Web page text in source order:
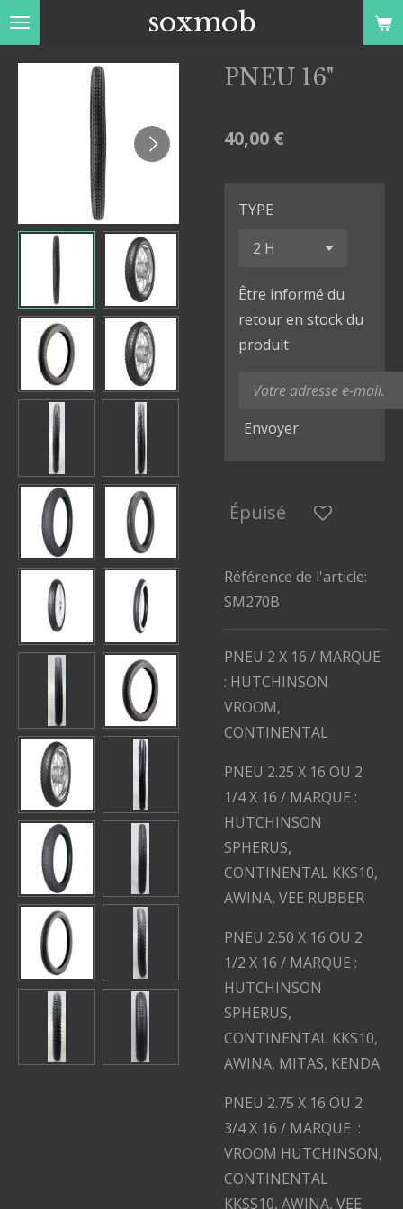
Passer
au
soxmob
PNEU 16"
40,00 €
TYPE
Être informé du
retour en stock du
produit
Envoyer
Épuisé
Référence de l'article:
SM270B
PNEU 2 X 16 / MARQUE
: HUTCHINSON
VROOM,
CONTINENTAL
PNEU 2.25 X 16 OU 2
1/4 X 16 / MARQUE :
HUTCHINSON
SPHERUS,
CONTINENTAL KKS10,
AWINA, VEE RUBBER
PNEU 2.50 X 16 OU 2
1/2 X 16 / MARQUE :
HUTCHINSON
SPHERUS,
CONTINENTAL KKS10,
AWINA, MITAS, KENDA
PNEU 2.75 X 16 OU 2
3/4 X 16 / MARQUE :
VROOM HUTCHINSON,
CONTINENTAL
KKSS10, AWINA, VEE